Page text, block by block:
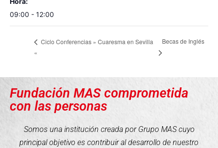
09:00 - 12:00
Ciclo Conferencias » Cuaresma en Sevilla
«
Becas de Inglés
Fundación MAS comprometida
con las personas
Somos una institución creada por Grupo MAS cuyo
principal objetivo es contribuir al desarrollo de nuestro